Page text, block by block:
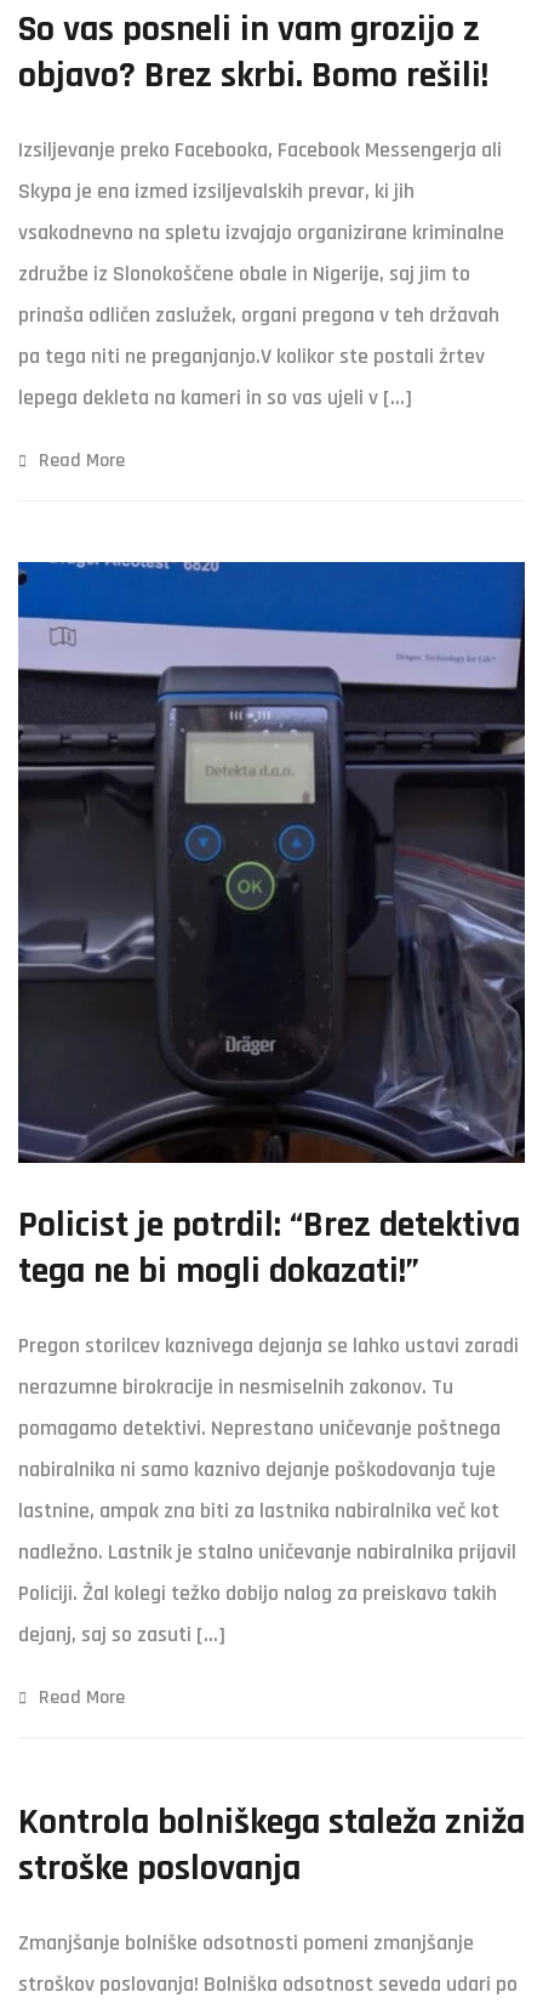
So vas posneli in vam grozijo z
objavo? Brez skrbi. Bomo rešili!
Izsiljevanje preko Facebooka, Facebook Messengerja ali
Skypa je ena izmed izsiljevalskih prevar, ki jih
vsakodnevno na spletu izvajajo organizirane kriminalne
združbe iz Slonokoščene obale in Nigerije, saj jim to
prinaša odličen zaslužek, organi pregona v teh državah
pa tega niti ne preganjanjo.V kolikor ste postali žrtev
lepega dekleta na kameri in so vas ujeli v […]
Read More
Policist je potrdil: “Brez detektiva
tega ne bi mogli dokazati!”
Pregon storilcev kaznivega dejanja se lahko ustavi zaradi
nerazumne birokracije in nesmiselnih zakonov. Tu
pomagamo detektivi. Neprestano uničevanje poštnega
nabiralnika ni samo kaznivo dejanje poškodovanja tuje
lastnine, ampak zna biti za lastnika nabiralnika več kot
nadležno. Lastnik je stalno uničevanje nabiralnika prijavil
Policiji. Žal kolegi težko dobijo nalog za preiskavo takih
dejanj, saj so zasuti […]
Read More
Kontrola bolniškega staleža zniža
stroške poslovanja
Zmanjšanje bolniške odsotnosti pomeni zmanjšanje
stroškov poslovanja! Bolniška odsotnost seveda udari po